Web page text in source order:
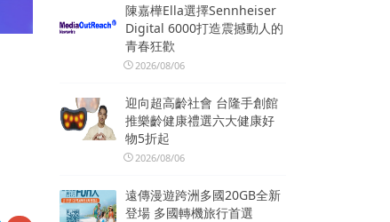
陳嘉樺Ella選擇Sennheiser
Digital 6000打造震撼動人的
青春狂歡
2026/08/06
迎向超高齡社會 台隆手創館
推樂齡健康禮選六大健康好
物5折起
2026/08/06
遠傳漫遊跨洲多國20GB全新
登場 多國轉機旅行首選